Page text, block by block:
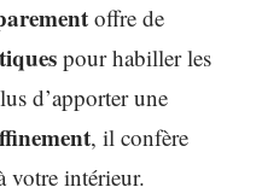
offre de
pour habiller les
d’apporter une
, il confère
votre intérieur.